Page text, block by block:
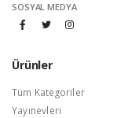
SOSYAL MEDYA
Ürünler
Tüm Kategoriler
Yayınevleri